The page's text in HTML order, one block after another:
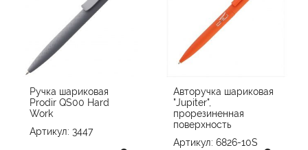
Ручка шариковая
Prodir QS00 Hard
Work
Артикул: 3447
Авторучка шариковая
"Jupiter",
прорезиненная
поверхность
Артикул: 6826-10S